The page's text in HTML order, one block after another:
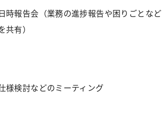
時報告会（業務の進捗報告や困りごとなど
共有）
様検討などのミーティング